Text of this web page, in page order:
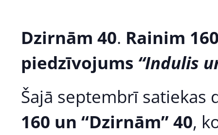
Dzirnām 40. Rainim
piedzīvojums “Indulis
Šajā septembrī satiekas
160 un “Dzirnām” 40,